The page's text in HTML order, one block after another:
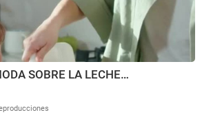
SOBRE LA LECHE…